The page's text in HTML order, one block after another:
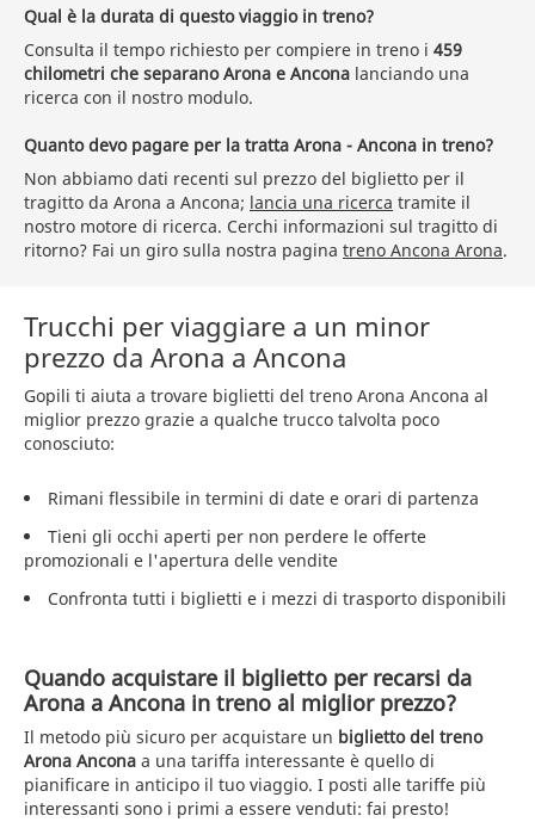
Qual è la durata di questo viaggio in treno?
Consulta il tempo richiesto per compiere in treno i 459
chilometri che separano Arona e Ancona lanciando una
ricerca con il nostro modulo.
Quanto devo pagare per la tratta Arona - Ancona in treno?
Non abbiamo dati recenti sul prezzo del biglietto per il
tragitto da Arona a Ancona; lancia una ricerca tramite il
nostro motore di ricerca. Cerchi informazioni sul tragitto di
ritorno? Fai un giro sulla nostra pagina treno Ancona Arona.
Trucchi per viaggiare a un minor
prezzo da Arona a Ancona
Gopili ti aiuta a trovare biglietti del treno Arona Ancona al
miglior prezzo grazie a qualche trucco talvolta poco
conosciuto:
Rimani flessibile in termini di date e orari di partenza
Tieni gli occhi aperti per non perdere le offerte
promozionali e l'apertura delle vendite
Confronta tutti i biglietti e i mezzi di trasporto disponibili
Quando acquistare il biglietto per recarsi da
Arona a Ancona in treno al miglior prezzo?
Il metodo più sicuro per acquistare un biglietto del treno
Arona Ancona a una tariffa interessante è quello di
pianificare in anticipo il tuo viaggio. I posti alle tariffe più
interessanti sono i primi a essere venduti: fai presto!